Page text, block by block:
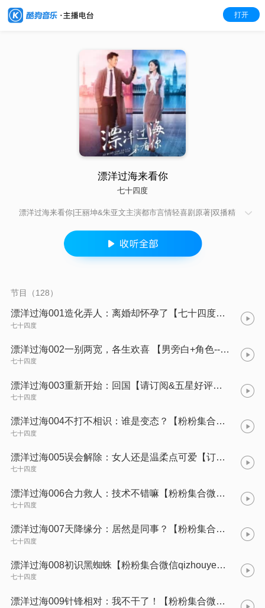
打开
漂洋过海来看你
七十四度
漂洋过海来看你|王丽坤&朱亚文主演都市言情轻喜剧原著|双播精
节目（128）
漂洋过海001造化弄人：离婚却怀孕了【七十四度领衔演播 请订阅关注】
七十四度
漂洋过海002一别两宽，各生欢喜 【男旁白+角色--冬天里的一把串 订阅评论点赞】
七十四度
漂洋过海003重新开始：回国【请订阅&五星好评哦】
七十四度
漂洋过海004不打不相识：谁是变态？【粉粉集合微信qizhouye_ 七十四度】
七十四度
漂洋过海005误会解除：女人还是温柔点可爱【订阅&五星好评】
七十四度
漂洋过海006合力救人：技术不错嘛【粉粉集合微信qizhouye_ 七十四度】
七十四度
漂洋过海007天降缘分：居然是同事？【粉粉集合微信qizhouye_ 七十四度】
七十四度
漂洋过海008初识黑蜘蛛【粉粉集合微信qizhouye_ 七十四度】
七十四度
漂洋过海009针锋相对：我不干了！【粉粉集合微信qizhouye_ 七十四度】